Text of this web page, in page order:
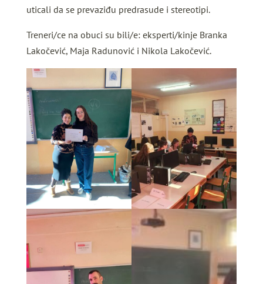
uticali da se prevaziđu predrasude i stereotipi.
Treneri/ce na obuci su bili/e: eksperti/kinje Branka
Lakočević, Maja Radunović i Nikola Lakočević.